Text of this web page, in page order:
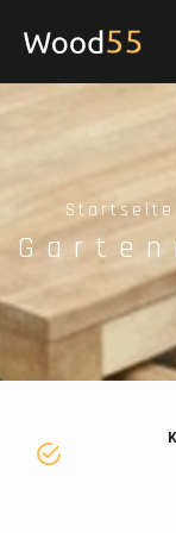
Startseite
Filter